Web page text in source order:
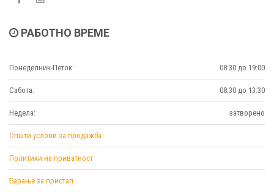
РАБОТНО ВРЕМЕ
Понеделник-Петок: 08:30 до 19:00
Сабота: 08:30 до 13:30
Недела: затворено
Општи услови за продажба
Политики на приватност
Барање за пристап